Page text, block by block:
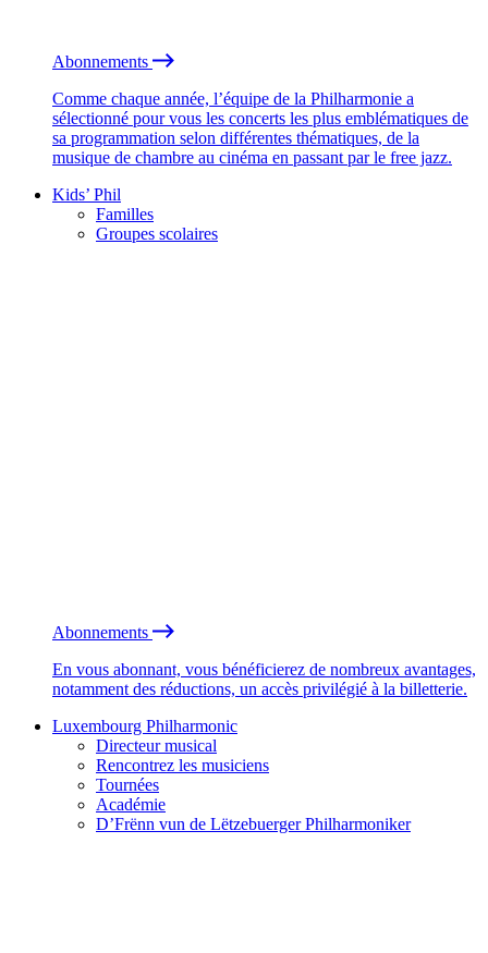
Abonnements
Comme chaque année, l’équipe de la Philharmonie a
sélectionné pour vous les concerts les plus emblématiques de
sa programmation selon différentes thématiques, de la
musique de chambre au cinéma en passant par le free jazz.
Kids’ Phil
Familles
Groupes scolaires
Abonnements
En vous abonnant, vous bénéficierez de nombreux avantages,
notamment des réductions, un accès privilégié à la billetterie.
Luxembourg Philharmonic
Directeur musical
Rencontrez les musiciens
Tournées
Académie
D’Frënn vun de Lëtzebuerger Philharmoniker